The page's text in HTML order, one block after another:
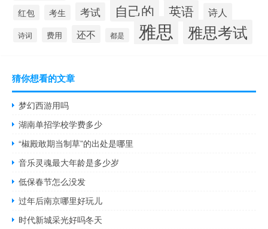
红包 考生 考试 自己的 英语 诗人
诗词 费用 还不 都是 雅思 雅思考试
猜你想看的文章
梦幻西游用吗
湖南单招学校学费多少
“椒殿敢期当制草”的出处是哪里
音乐灵魂最大年龄是多少岁
低保春节怎么没发
过年后南京哪里好玩儿
时代新城采光好吗冬天